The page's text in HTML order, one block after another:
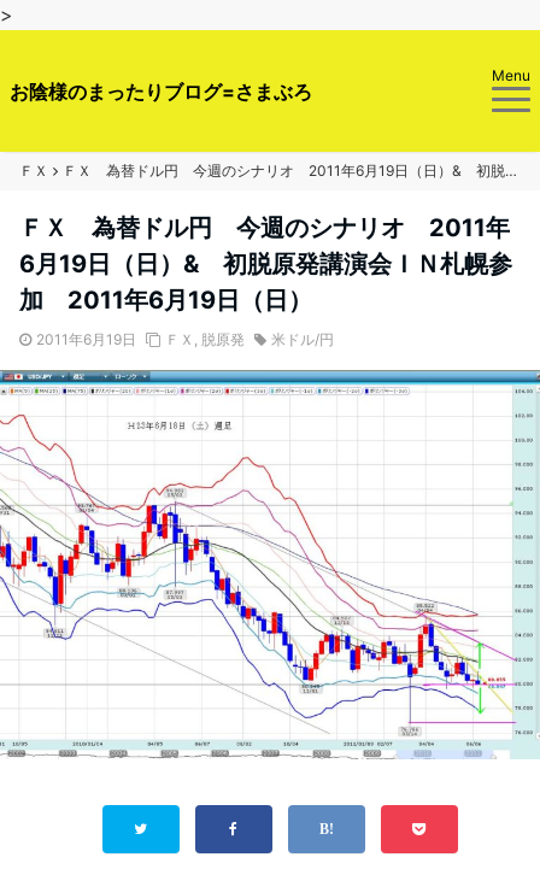
>
お陰様のまったりブログ=さまぶろ
Menu
ＦＸ ＦＸ 為替ドル円 今週のシナリオ 2011年6月19日（日）& 初脱原発講演会ＩＮ札幌参加 2011年6月19日（日）
ＦＸ 為替ドル円 今週のシナリオ 2011年
6月19日（日）& 初脱原発講演会ＩＮ札幌参
加 2011年6月19日（日）
2011年6月19日 ＦＸ , 脱原発 米ドル/円